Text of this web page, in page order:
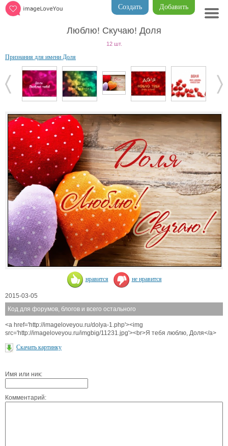
Добавить
Создать
Люблю! Скучаю! Доля
12 шт.
Признания для имени Доля
нравится не нравится
2015-03-05
Код для форумов, блогов и всего остального
<a href='http://imageloveyou.ru/dolya-1.php'><img
src='http://imageloveyou.ru/imgbig/11231.jpg'><br>Я тебя люблю, Доля</a>
Скачать картинку
Имя или ник:
Комментарий: